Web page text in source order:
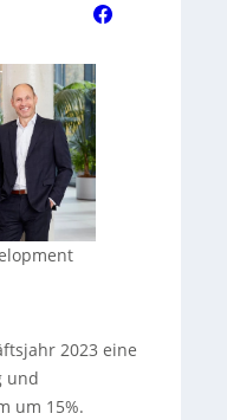
2023 eine
und
um 15%.